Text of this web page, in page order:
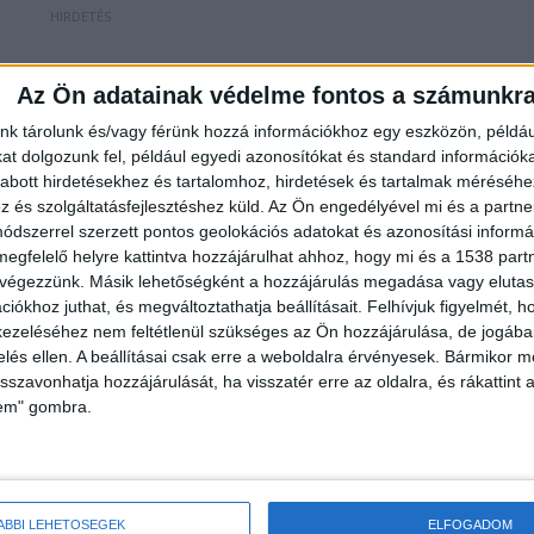
Az Ön adatainak védelme fontos a
tárolunk és/vagy férünk hozzá információkhoz egy eszközön,
dolgozunk fel, például egyedi azonosítókat és standard
hirdetésekhez és tartalomhoz, hirdetések és tartalmak
és szolgáltatásfejlesztéshez küld. Az Ön engedélyével mi és a
szerzett pontos geolokációs adatokat és azonosítási
helyre kattintva hozzájárulhat ahhoz, hogy mi és a 1538
Másik lehetőségként a hozzájárulás megadása vagy
juthat, és megváltoztathatja beállításait. Felhívjuk figyelmét,
nem feltétlenül szükséges az Ön hozzájárulása, de
ellen. A beállításai csak erre a weboldalra érvényesek. Bármikor
hozzájárulását, ha visszatér erre az oldalra, és rákattint
gombra.
LEHETŐSÉGEK ELFOGADOM
drónokkal és szonárral próbálták
este tíz óráig a keresést 28 fővárosi hivatásos
és Speciális Mentő Egyesület
látási viszonyok és a Duna erős sodrása miatt
felfüggeszteni. Vasárnap újra megkezdték a
a Csepel SC labdarúgócsapatának erőnléti